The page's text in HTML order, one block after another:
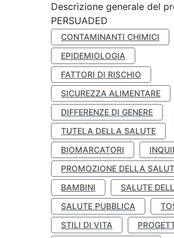
Descrizione generale del
PERSUADED
CONTAMINANTI CHIMICI
EPIDEMIOLOGIA
FATTORI DI RISCHIO
SICUREZZA ALIMENTARE
DIFFERENZE DI GENERE
TUTELA DELLA SALUTE
BIOMARCATORI
PROMOZIONE DELLA
BAMBINI
SALUTE
SALUTE PUBBLICA
STILI DI VITA